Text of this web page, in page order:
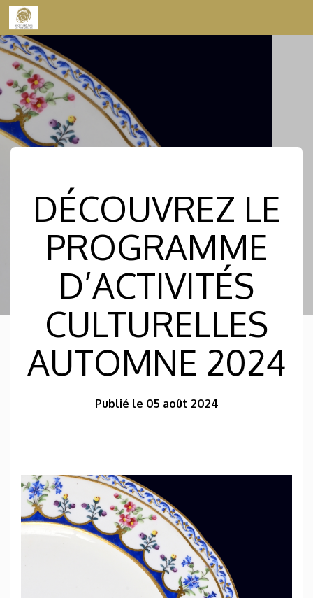
Skip to content
DÉCOUVREZ LE
PROGRAMME
D’ACTIVITÉS
CULTURELLES
AUTOMNE 2024
Publié le 05 août 2024